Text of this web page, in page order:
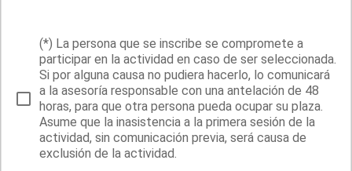
(*) La persona que se inscribe se compromete a
participar en la actividad en caso de ser seleccionada.
Si por alguna causa no pudiera hacerlo, lo comunicará
a la asesoría responsable con una antelación de 48
horas, para que otra persona pueda ocupar su plaza.
Asume que la inasistencia a la primera sesión de la
actividad, sin comunicación previa, será causa de
exclusión de la actividad.